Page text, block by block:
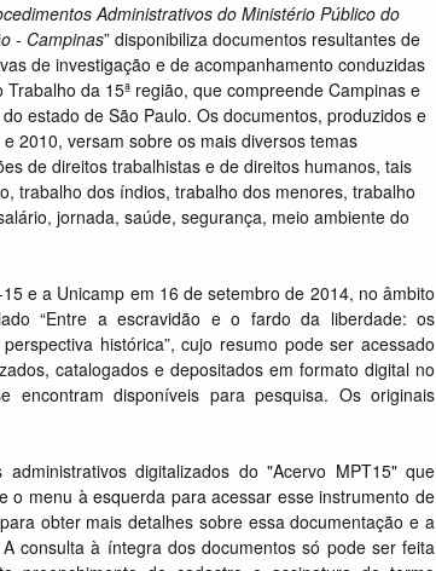
Administrativos do Ministério Público do
- Campinas” disponibiliza documentos resultantes de
de investigação e de acompanhamento conduzidas
da 15ª região, que compreende Campinas e
estado de São Paulo. Os documentos, produzidos e
2010, versam sobre os mais diversos temas
de direitos trabalhistas e de direitos humanos, tais
trabalho dos índios, trabalho dos menores, trabalho
jornada, saúde, segurança, meio ambiente do
e a Unicamp em 16 de setembro de 2014, no âmbito
“Entre a escravidão e o fardo da liberdade: os
histórica”, cujo resumo pode ser acessado
catalogados e depositados em formato digital no
encontram disponíveis para pesquisa. Os originais
digitalizados do "Acervo MPT15" que
o menu à esquerda para acessar esse instrumento de
obter mais detalhes sobre essa documentação e a
consulta à íntegra dos documentos só pode ser feita